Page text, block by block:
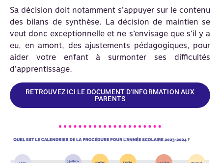
Sa décision doit notamment s’appuyer sur le contenu
des bilans de synthèse. La décision de maintien se
veut donc exceptionnelle et ne s’envisage que s’il y a
eu, en amont, des ajustements pédagogiques, pour
aider votre enfant à surmonter ses difficultés
d’apprentissage.
RETROUVEZ ICI LE DOCUMENT D'INFORMATION AUX
PARENTS